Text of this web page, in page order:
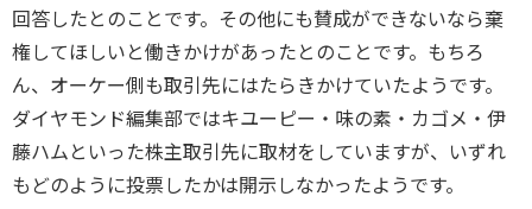
回答したとのことです。その他にも賛成ができないなら棄
権してほしいと働きかけがあったとのことです。もちろ
ん、オーケー側も取引先にはたらきかけていたようです。
ダイヤモンド編集部ではキユーピー・味の素・カゴメ・伊
藤ハムといった株主取引先に取材をしていますが、いずれ
もどのように投票したかは開示しなかったようです。